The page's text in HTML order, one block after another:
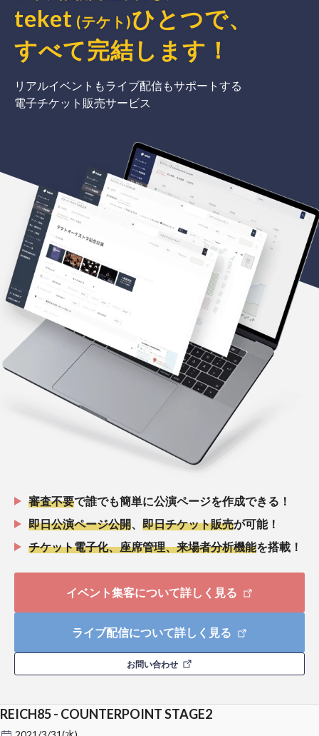
teket (テケト)ひとつで、
すべて完結 します ！
リアルイベントもライブ配信もサポートする
電子チケット販売サービス
審査不要で誰でも簡単に公演ページを作成できる！
即日公演ページ公開
即日チケット販売が可能！
チケット電子化、座席管理、来場者分析機能を搭載！
イベント集客について詳しく見る
ライブ配信について詳しく見る
お問い合わせ
REICH85 - COUNTERPOINT STAGE2